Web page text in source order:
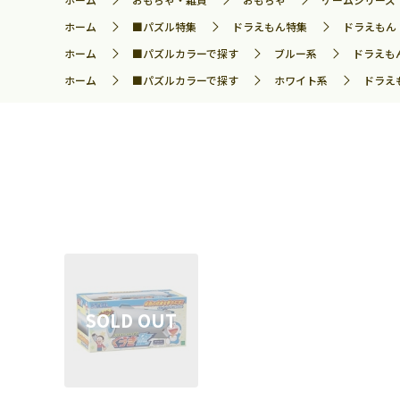
ホーム
■パズル特集 ドラえもん特集
ドラえも
ホーム
■パズルカラーで探す ブルー系
ドラえ
ホーム
■パズルカラーで探す ホワイト系 ドラ